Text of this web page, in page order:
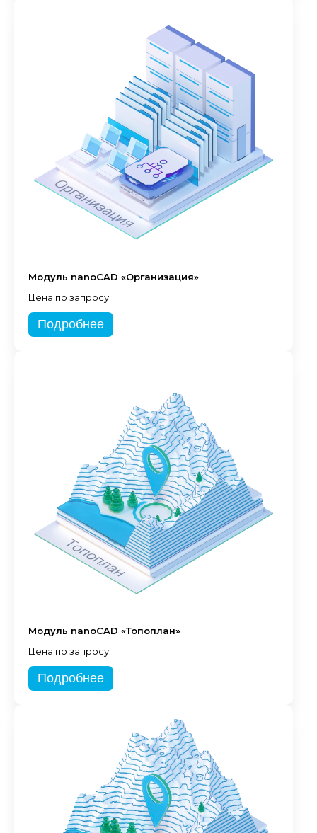
Модуль nanoCAD «Организация»
Цена по запросу
Подробнее
Модуль nanoCAD «Топоплан»
Цена по запросу
Подробнее